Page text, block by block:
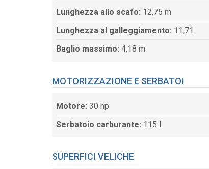
Lunghezza allo scafo: 12,75 m
Lunghezza al galleggiamento: 11,71
Baglio massimo: 4,18 m
MOTORIZZAZIONE E SERBATOI
Motore: 30 hp
Serbatoio carburante: 115 l
SUPERFICI VELICHE